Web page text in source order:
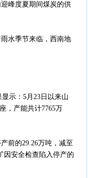
峰度夏期间煤炭的供
水季节来临，西南地
示：5月23日以来山
，产能共计7765万
前的29.26万吨，减至
因安全检查陷入停产的